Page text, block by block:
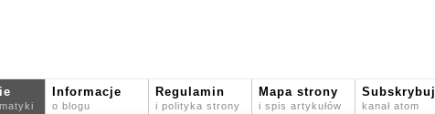
Informacje
o blogu
Regulamin
i polityka strony
Mapa strony
i spis artykułów
Subskrybuj
kanał atom